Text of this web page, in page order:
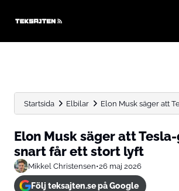
Startsida Elbilar Elon Musk säger att
Elon Musk säger att
snart får ett stort lyft
Mikkel Christensen•26 maj 2026
Följ teksajten.se på Google